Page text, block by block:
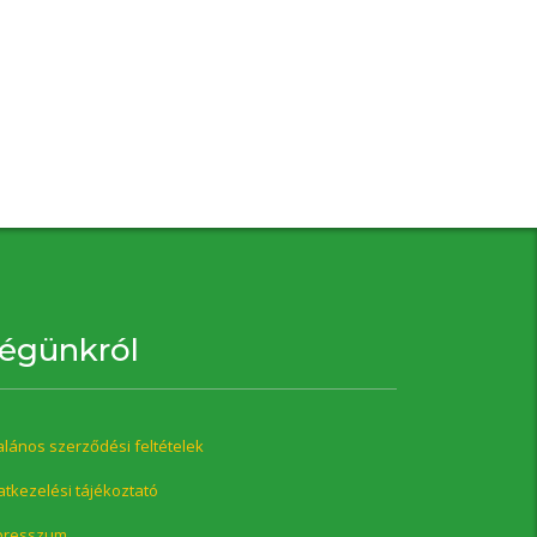
szerződési feltételek
tájékoztató